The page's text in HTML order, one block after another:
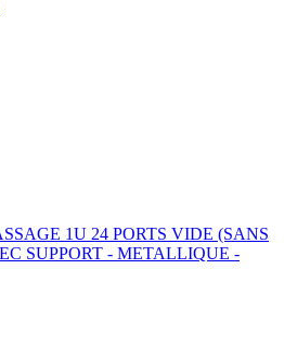
1U 24 PORTS VIDE (SANS
SUPPORT - METALLIQUE -